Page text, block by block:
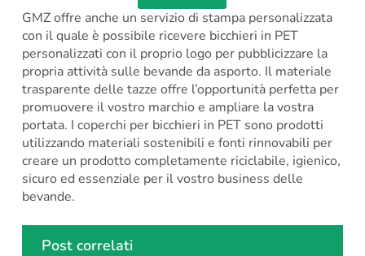
GMZ offre anche un servizio di stampa personalizzata
con il quale è possibile ricevere bicchieri in PET
personalizzati con il proprio logo per pubblicizzare la
propria attività sulle bevande da asporto. Il materiale
trasparente delle tazze offre l’opportunità perfetta per
promuovere il vostro marchio e ampliare la vostra
portata. I coperchi per bicchieri in PET sono prodotti
utilizzando materiali sostenibili e fonti rinnovabili per
creare un prodotto completamente riciclabile, igienico,
sicuro ed essenziale per il vostro business delle
bevande.
Post correlati